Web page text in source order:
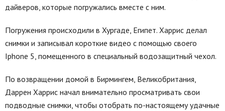
дайверов, которые погружались вместе с ним.
Погружения происходили в Хургаде, Египет. Харрис делал
снимки и записывал короткие видео с помощью своего
Iphone 5, помещенного в специальный водозащитный чехол.
По возвращении домой в Бирмингем, Великобритания,
Даррен Харрис начал внимательно просматривать свои
подводные снимки, чтобы отобрать по-настоящему удачные